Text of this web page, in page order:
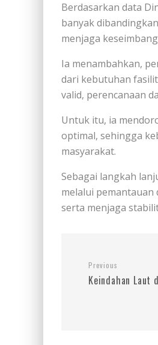
Berdasarkan data
banyak
menjaga
Ia menambahkan,
dari kebutuhan
valid, perencanaan
Untuk itu, ia
optimal, sehingga
masyarakat.
Sebagai langkah
melalui
serta menjaga
Previous
Keindahan Laut